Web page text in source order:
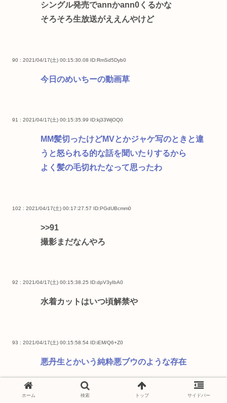
シングル発売でannかann0くるかな
そろそろ生放送がええんやけど
90 : 2021/04/17(土) 00:15:30.08 ID:RmSd5Dyb0
今日のめいちーの動画草
91 : 2021/04/17(土) 00:15:35.99 ID:kj33WjOQ0
MM髪切ったけどMVとかジャケ写のときと違
うと怒られる的な話を聞いたりするから
よく髪の毛切れたなって思ったわ
102 : 2021/04/17(土) 00:17:27.57 ID:PGdUBcmm0
>>91
撮影まだなんやろ
92 : 2021/04/17(土) 00:15:38.25 ID:dpV3yIbA0
水着カットはいつ頃解禁や
93 : 2021/04/17(土) 00:15:58.54 ID:iEM/Q6+Z0
悪丹生とかいう純粋悪ブウのような存在
ホーム 検索 トップ サイドバー